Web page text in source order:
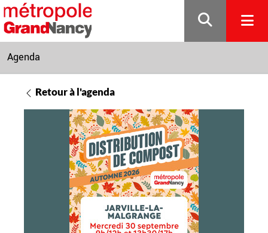
Gestion de vos préférences sur les cookies
Agenda
Retour à l'agenda